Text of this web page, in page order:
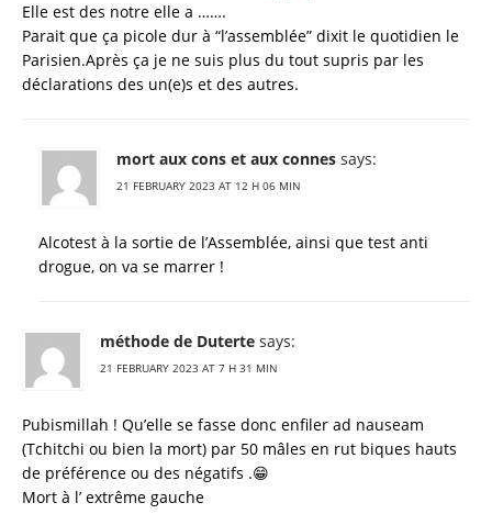
Elle est des notre elle a …….
Parait que ça picole dur à “l’assemblée” dixit le quotidien le
Parisien.Après ça je ne suis plus du tout supris par les
déclarations des un(e)s et des autres.
mort aux cons et aux connes says:
21 FEBRUARY 2023 AT 12 H 06 MIN
Alcotest à la sortie de l’Assemblée, ainsi que test anti
drogue, on va se marrer !
méthode de Duterte says:
21 FEBRUARY 2023 AT 7 H 31 MIN
Pubismillah ! Qu’elle se fasse donc enfiler ad nauseam
(Tchitchi ou bien la mort) par 50 mâles en rut biques hauts
de préférence ou des négatifs .😁
Mort à l’ extrême gauche